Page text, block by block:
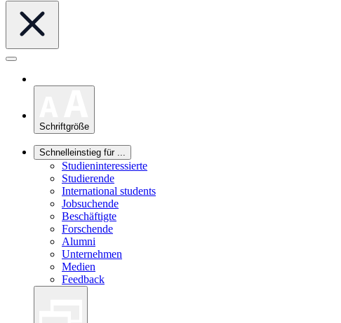
Schriftgröße
Schnelleinstieg für ...
Studieninteressierte
Studierende
International students
Jobsuchende
Beschäftigte
Forschende
Alumni
Unternehmen
Medien
Feedback